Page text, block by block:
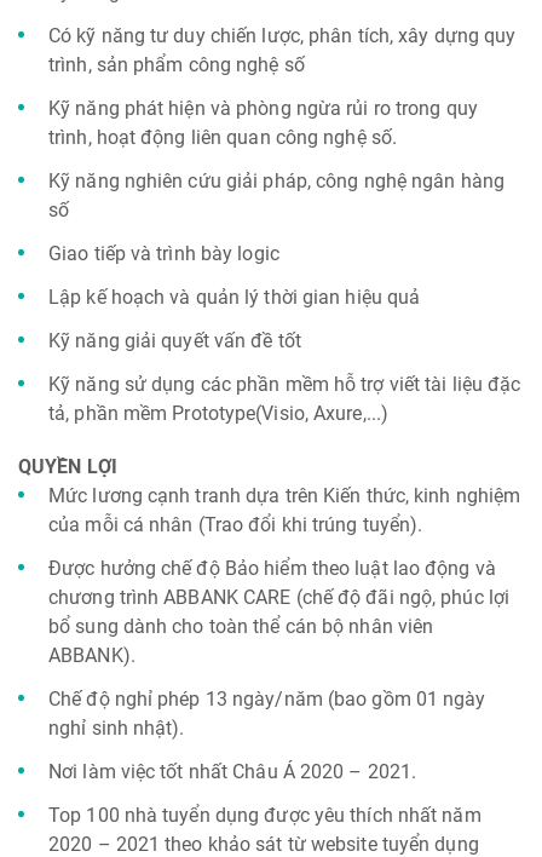
Có kỹ năng tư duy chiến lược, phân tích, xây dựng quy
trình, sản phẩm công nghệ số
Kỹ năng phát hiện và phòng ngừa rủi ro trong quy
trình, hoạt động liên quan công nghệ số.
Kỹ năng nghiên cứu giải pháp, công nghệ ngân hàng
số
Giao tiếp và trình bày logic
Lập kế hoạch và quản lý thời gian hiệu quả
Kỹ năng giải quyết vấn đề tốt
Kỹ năng sử dụng các phần mềm hỗ trợ viết tài liệu đặc
tả, phần mềm Prototype(Visio, Axure,...)
QUYỀN LỢI
Mức lương cạnh tranh dựa trên Kiến thức, kinh nghiệm
của mỗi cá nhân (Trao đổi khi trúng tuyển).
Được hưởng chế độ Bảo hiểm theo luật lao động và
chương trình ABBANK CARE (chế độ đãi ngộ, phúc lợi
bổ sung dành cho toàn thể cán bộ nhân viên
ABBANK).
Chế độ nghỉ phép 13 ngày/năm (bao gồm 01 ngày
nghỉ sinh nhật).
Nơi làm việc tốt nhất Châu Á 2020 – 2021.
Top 100 nhà tuyển dụng được yêu thích nhất năm
2020 – 2021 theo khảo sát từ website tuyển dụng